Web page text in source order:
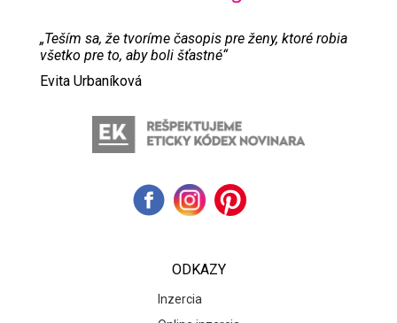
„Teším sa, že tvoríme časopis pre ženy, ktoré robia
všetko pre to, aby boli šťastné“
Evita Urbaníková
ODKAZY
Inzercia